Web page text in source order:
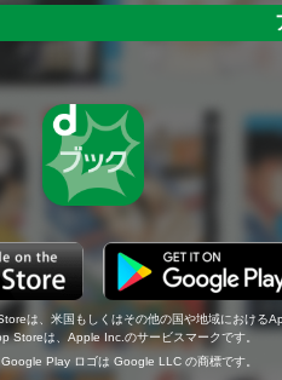
は、米国もしくはその他の国や地域における
Storeは、Apple Inc.のサービスマークです。
Play ロゴは Google LLC の商標です。